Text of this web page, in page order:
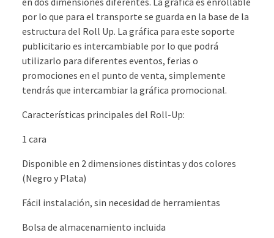
por lo que para el transporte se guarda en la base de la
estructura del Roll Up. La gráfica para este soporte
publicitario es intercambiable por lo que podrá
utilizarlo para diferentes eventos, ferias o
promociones en el punto de venta, simplemente
tendrás que intercambiar la gráfica promocional.
Características principales del Roll-Up:
1 cara
Disponible en 2 dimensiones distintas y dos colores
(Negro y Plata)
Fácil instalación, sin necesidad de herramientas
Bolsa de almacenamiento incluida